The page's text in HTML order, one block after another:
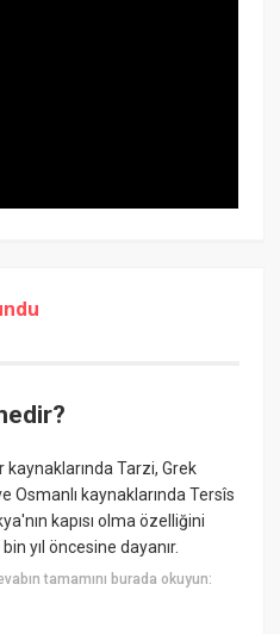
Tarzi, Grek
Osmanlı kaynaklarında Tersîs
kapısı olma özelliğini
yıl öncesine dayanır.
tamamını burada okuyun: